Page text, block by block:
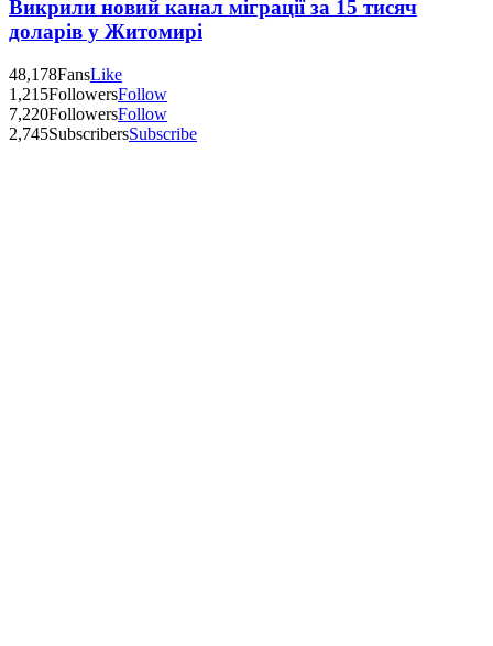
Викрили новий канал міграції за 15 тисяч
доларів у Житомирі
48,178FansLike
1,215FollowersFollow
7,220FollowersFollow
2,745SubscribersSubscribe